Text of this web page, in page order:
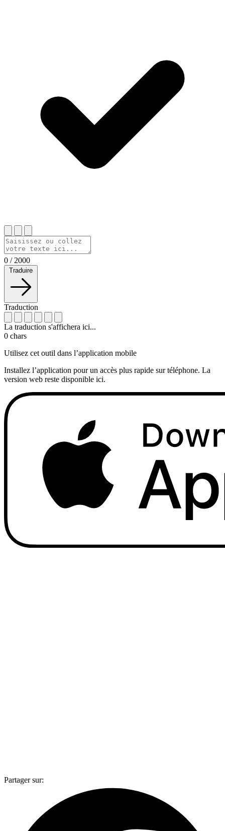
0 / 2000
Traduire
Traduction
La traduction s'affichera ici...
0 chars
Utilisez cet outil dans l’application mobile
Installez l’application pour un accès plus rapide sur téléphone. La
version web reste disponible ici.
Partager sur: